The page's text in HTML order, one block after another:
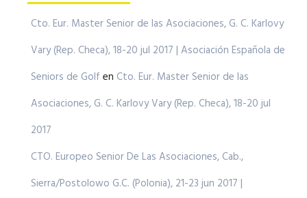
Cto. Eur. Master Senior de las Asociaciones, G. C. Karlovy
Vary (Rep. Checa), 18-20 jul 2017 | Asociación Española de
Seniors de Golf en Cto. Eur. Master Senior de las
Asociaciones, G. C. Karlovy Vary (Rep. Checa), 18-20 jul
2017
CTO. Europeo Senior De Las Asociaciones, Cab.,
Sierra/Postolowo G.C. (Polonia), 21-23 jun 2017 |